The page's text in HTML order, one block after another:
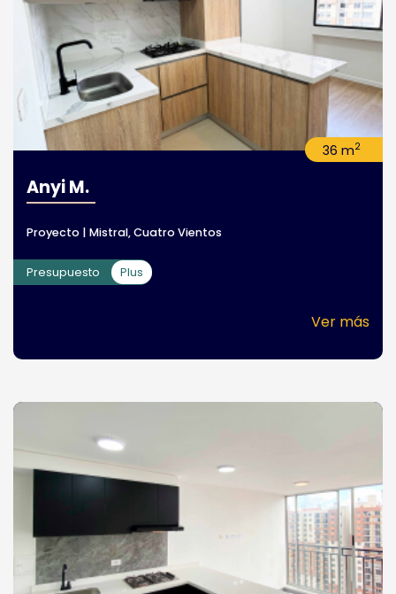
36 m2
Anyi M.
Proyecto | Mistral, Cuatro Vientos
Presupuesto Plus
Ver más